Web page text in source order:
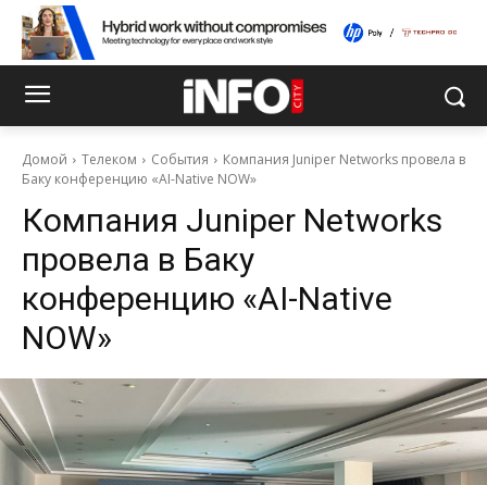
Домой Телеком События
Компания Juniper Networks провела в
Баку конференцию «AI-Native NOW»
Компания Juniper Networks
провела в Баку
конференцию «AI-Native
NOW»